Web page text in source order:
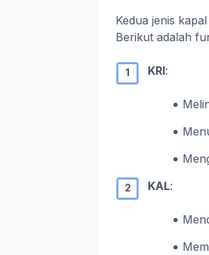
Kedua jenis
Berikut adalah
KRI:
KAL: